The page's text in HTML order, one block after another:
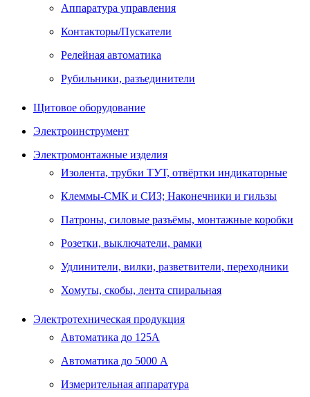
Аппаратура управления
Контакторы/Пускатели
Релейная автоматика
Рубильники, разъединители
Щитовое оборудование
Электроинструмент
Электромонтажные изделия
Изолента, трубки ТУТ, отвёртки индикаторные
Клеммы-СМК и СИЗ; Наконечники и гильзы
Патроны, силовые разъёмы, монтажные коробки
Розетки, выключатели, рамки
Удлинители, вилки, разветвители, переходники
Хомуты, скобы, лента спиральная
Электротехническая продукция
Автоматика до 125А
Автоматика до 5000 А
Измерительная аппаратура